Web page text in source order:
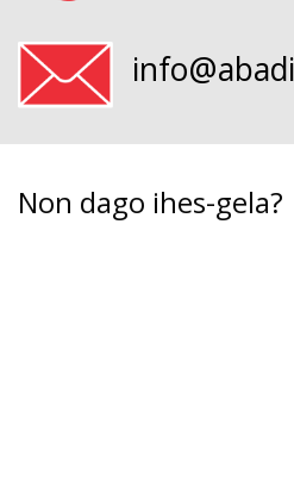
Non dago ihes-gela?